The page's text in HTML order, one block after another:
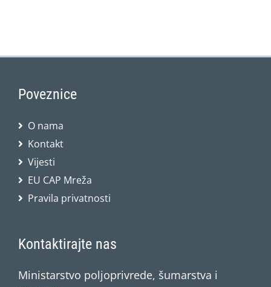
Poveznice
O nama
Kontakt
Vijesti
EU CAP Mreža
Pravila privatnosti
Kontaktirajte nas
Ministarstvo poljoprivrede, šumarstva i